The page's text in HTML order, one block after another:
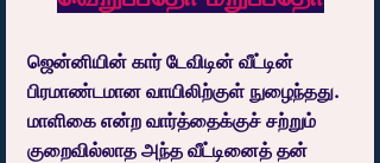
ஜென்னியின் கார் டேவிடின் வீட்டின்
பிரமாண்டமான வாயிலிற்குள் நுழைந்தது.
மாளிகை என்ற வார்த்தைக்குச் சற்றும்
குறைவில்லாத அந்த வீட்டினைத் தன்